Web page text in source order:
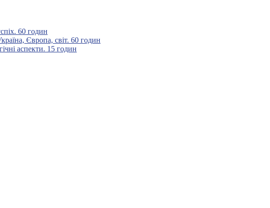
60 годин
Європа, світ. 60 годин
аспекти. 15 годин